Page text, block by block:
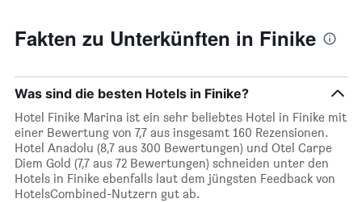
Fakten zu Unterkünften in Finike
Was sind die besten Hotels in Finike?
Hotel Finike Marina ist ein sehr beliebtes Hotel in Finike mit
einer Bewertung von 7,7 aus insgesamt 160 Rezensionen.
Hotel Anadolu (8,7 aus 300 Bewertungen) und Otel Carpe
Diem Gold (7,7 aus 72 Bewertungen) schneiden unter den
Hotels in Finike ebenfalls laut dem jüngsten Feedback von
HotelsCombined-Nutzern gut ab.